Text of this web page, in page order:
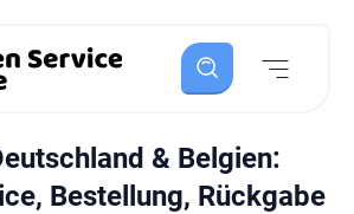
& Belgien:
Bestellung, Rückgabe